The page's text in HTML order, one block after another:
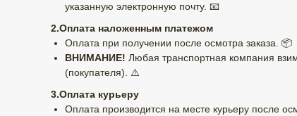
указанную электронную почту. 📧
2.Оплата наложенным платежом
Оплата при получении после осмотра заказа. 📦
ВНИМАНИЕ! Любая транспортная компания
(покупателя). ⚠️
3.Оплата курьеру
Оплата производится на месте курьеру после